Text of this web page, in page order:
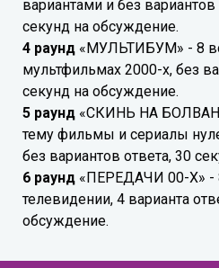
вариантами и без вариантов
секунд на обсуждение.
4 раунд «МУЛЬТИБУМ» - 8
мультфильмах 2000-х, без
секунд на обсуждение.
5 раунд «СКИНЬ НА
тему фильмы и сериалы
без вариантов ответа, 30
6 раунд «ПЕРЕДАЧИ 00-Х» -
телевидении, 4 варианта
обсуждение.